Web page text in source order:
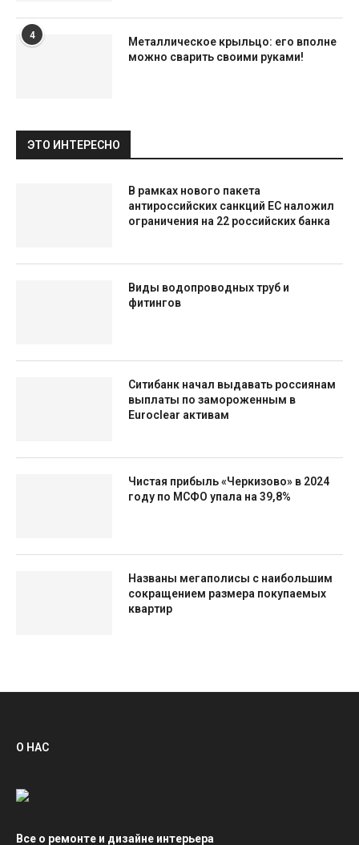
4
Металлическое крыльцо: его вполне
можно сварить своими руками!
ЭТО ИНТЕРЕСНО
В рамках нового пакета
антироссийских санкций ЕС наложил
ограничения на 22 российских банка
Виды водопроводных труб и
фитингов
Ситибанк начал выдавать россиянам
выплаты по замороженным в
Euroclear активам
Чистая прибыль «Черкизово» в 2024
году по МСФО упала на 39,8%
Названы мегаполисы с наибольшим
сокращением размера покупаемых
квартир
О НАС
Все о ремонте и дизайне интерьера